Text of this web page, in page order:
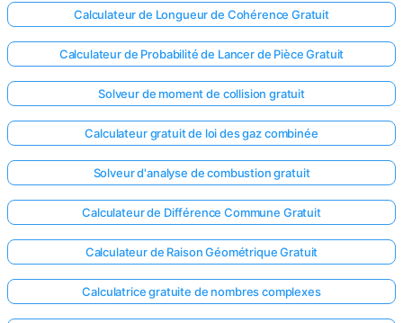
Calculateur de Longueur de Cohérence Gratuit
Calculateur de Probabilité de Lancer de Pièce Gratuit
Solveur de moment de collision gratuit
Calculateur gratuit de loi des gaz combinée
Solveur d'analyse de combustion gratuit
Calculateur de Différence Commune Gratuit
Calculateur de Raison Géométrique Gratuit
Calculatrice gratuite de nombres complexes